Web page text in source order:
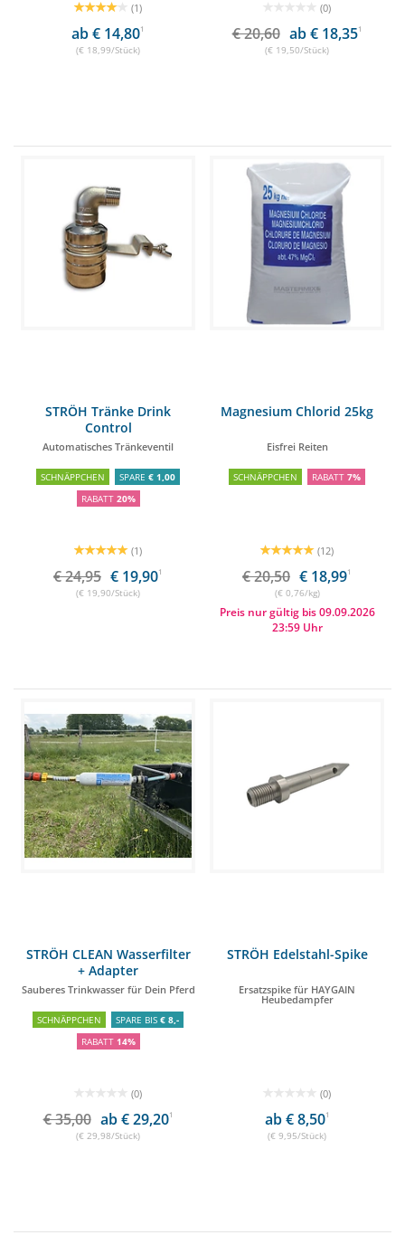
(1)
ab € 14,801
(€ 18,99/Stück)
(0)
€ 20,60 ab € 18,351
(€ 19,50/Stück)
STRÖH Tränke Drink
Control
Automatisches Tränkeventil
SCHNÄPPCHEN SPARE € 1,00
RABATT 20%
(1)
€ 24,95 € 19,901
(€ 19,90/Stück)
Magnesium Chlorid 25kg
Eisfrei Reiten
SCHNÄPPCHEN RABATT 7%
(12)
€ 20,50 € 18,991
(€ 0,76/kg)
Preis nur gültig bis 09.09.2026
23:59 Uhr
STRÖH CLEAN Wasserfilter
+ Adapter
Sauberes Trinkwasser für Dein Pferd
SCHNÄPPCHEN SPARE BIS € 8,-
RABATT 14%
(0)
€ 35,00 ab € 29,201
(€ 29,98/Stück)
STRÖH Edelstahl-Spike
Ersatzspike für HAYGAIN
Heubedampfer
(0)
ab € 8,501
(€ 9,95/Stück)